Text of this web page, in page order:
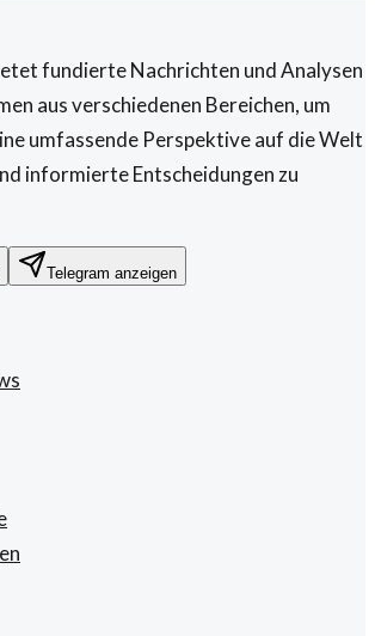
fundierte Nachrichten und Analysen
aus verschiedenen Bereichen, um
umfassende Perspektive auf die Welt
informierte Entscheidungen zu
Telegram anzeigen